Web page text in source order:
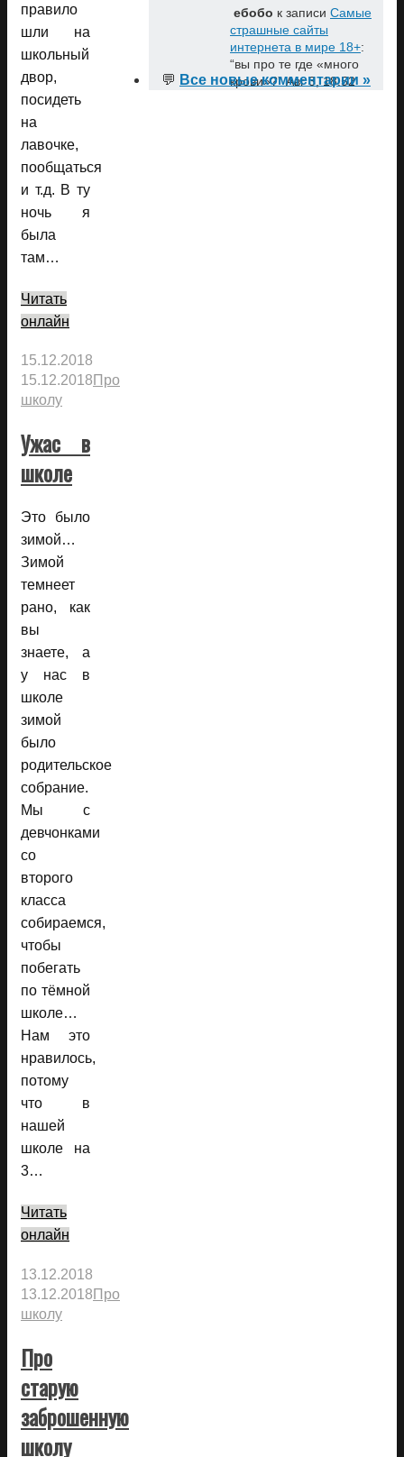
правило
шли на
школьный
двор,
посидеть
на
лавочке,
пообщаться
и т.д. В ту
ночь я
была
там…
Читать
онлайн
15.12.2018
15.12.2018 Про
школу
Ужас в
школе
Это было
зимой…
Зимой
темнеет
рано, как
вы
знаете, а
у нас в
школе
зимой
было
родительское
собрание.
Мы с
девчонками
со
второго
класса
собираемся,
чтобы
побегать
по тёмной
школе…
Нам это
нравилось,
потому
что в
нашей
школе на
3…
Читать
онлайн
13.12.2018
13.12.2018 Про
школу
Про
старую
заброшенную
школу
ебобо к записи Самые
страшные сайты
интернета в мире 18+:
“вы про те где «много
крови»?”Авг 3, 18:52
💬 Все новые комментарии »